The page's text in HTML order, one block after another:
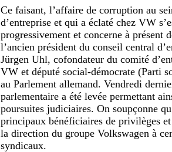
Ce faisant, l’affaire de corruption au
d’entreprise et qui a éclaté chez VW
progressivement et concerne à présent
l’ancien président du conseil central
Jürgen Uhl, cofondateur du comité
VW et député social-démocrate (Parti
au Parlement allemand. Vendredi
parlementaire a été levée permettant
poursuites judiciaires. On soupçonne
principaux bénéficiaires de privilèges
la direction du groupe Volkswagen à
syndicaux.